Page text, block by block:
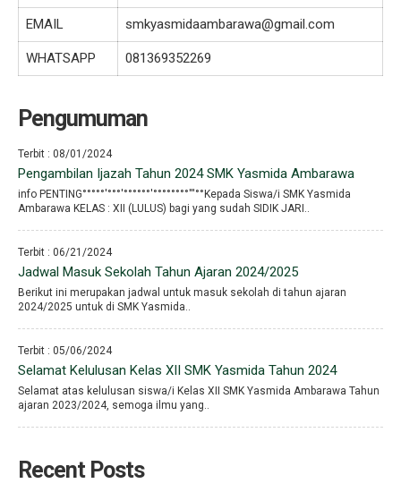
EMAIL smkyasmidaambarawa@gmail.com
WHATSAPP 081369352269
Pengumuman
Terbit : 08/01/2024
Pengambilan Ijazah Tahun 2024 SMK Yasmida Ambarawa
info PENTING°°°°°′°°°′°°°°°°′°°°°°°°°′′′°°Kepada Siswa/i SMK Yasmida
Ambarawa KELAS : XII (LULUS) bagi yang sudah SIDIK JARI..
Terbit : 06/21/2024
Jadwal Masuk Sekolah Tahun Ajaran 2024/2025
Berikut ini merupakan jadwal untuk masuk sekolah di tahun ajaran
2024/2025 untuk di SMK Yasmida..
Terbit : 05/06/2024
Selamat Kelulusan Kelas XII SMK Yasmida Tahun 2024
Selamat atas kelulusan siswa/i Kelas XII SMK Yasmida Ambarawa Tahun
ajaran 2023/2024, semoga ilmu yang..
Recent Posts